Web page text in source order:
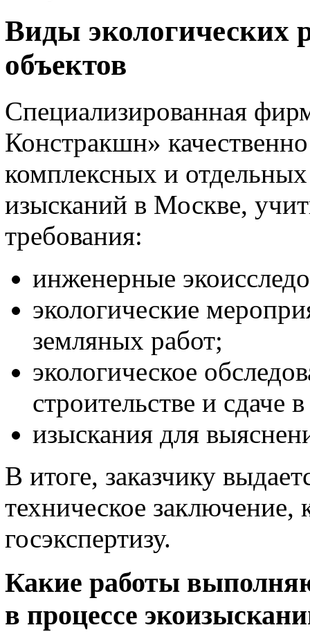
Виды экологических
объектов
Специализированная
Констракшн»
комплексных и
изысканий в Москве,
требования:
инженерные
экологические
земляных работ;
экологическое
строительстве и сдаче
изыскания для
В итоге, заказчику
техническое заключение,
госэкспертизу.
Какие работы
в процессе